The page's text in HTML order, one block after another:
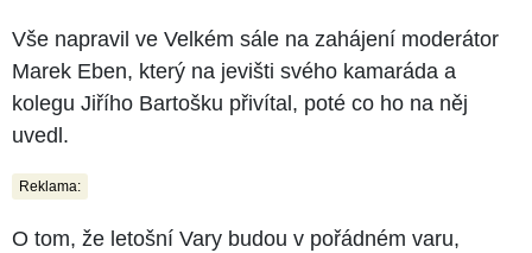
Vše napravil ve Velkém sále na zahájení moderátor
Marek Eben, který na jevišti svého kamaráda a
kolegu Jiřího Bartošku přivítal, poté co ho na něj
uvedl.
Reklama:
O tom, že letošní Vary budou v pořádném varu,